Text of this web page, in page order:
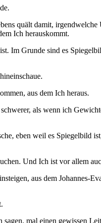
quält damit,
Ich herauskommt.
Im Grunde sind es
aus dem Ich heraus.
als wenn ich
eben weil es Spiegelbild
Und Ich ist vor allem
aus dem Johannes-
mal einen gewissen